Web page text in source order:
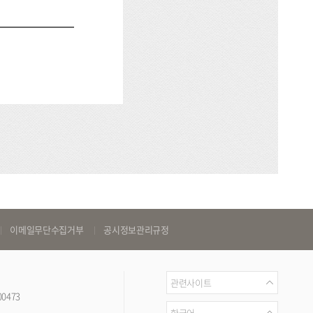
이메일무단수집거부 공시정보관리규정
관
련
관련사이트